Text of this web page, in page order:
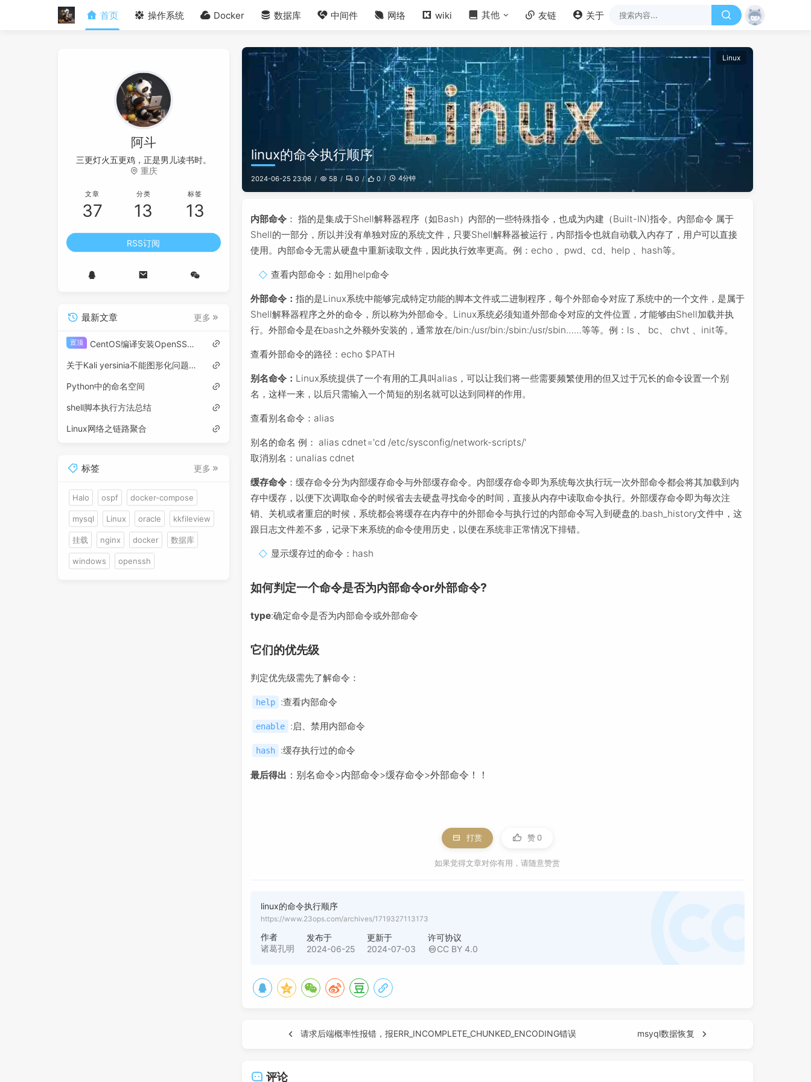
首页 操作系统 Docker 数据库 中间件 网络 wiki 其他 友链 关于
Linux
linux的命令执行顺序
2024-06-25 23:06 58 0 0 4分钟
内部命令： 指的是集成于Shell解释器程序（如Bash）内部的一些特殊指令，也成为内建（Built-IN)指令。内部命令 属于
Shell的一部分，所以并没有单独对应的系统文件，只要Shell解释器被运行，内部指令也就自动载入内存了，用户可以直接
使用。内部命令无需从硬盘中重新读取文件，因此执行效率更高。例：echo 、pwd、cd、help 、hash等。
查看内部命令：如用help命令
外部命令： 指的是Linux系统中能够完成特定功能的脚本文件或二进制程序，每个外部命令对应了系统中的一个文件，是属于
Shell解释器程序之外的命令，所以称为外部命令。Linux系统必须知道外部命令对应的文件位置，才能够由Shell加载并执
行。外部命令是在bash之外额外安装的，通常放在/bin:/usr/bin:/sbin:/usr/sbin……等等。例：ls 、 bc、 chvt 、init等。
查看外部命令的路径：echo $PATH
别名命令： Linux系统提供了一个有用的工具叫alias，可以让我们将一些需要频繁使用的但又过于冗长的命令设置一个别
名，这样一来，以后只需输入一个简短的别名就可以达到同样的作用。
查看别名命令：alias
别名的命名 例： alias cdnet='cd /etc/sysconfig/network-scripts/'
取消别名：unalias cdnet
缓存命令：缓存命令分为内部缓存命令与外部缓存命令。内部缓存命令即为系统每次执行玩一次外部命令都会将其加载到内
存中缓存，以便下次调取命令的时候省去去硬盘寻找命令的时间，直接从内存中读取命令执行。外部缓存命令即为每次注
销、关机或者重启的时候，系统都会将缓存在内存中的外部命令与执行过的内部命令写入到硬盘的.bash_history文件中，这
跟日志文件差不多，记录下来系统的命令使用历史，以便在系统非正常情况下排错。
显示缓存过的命令：hash
如何判定一个命令是否为内部命令or外部命令?
type:确定命令是否为内部命令或外部命令
它们的优先级
判定优先级需先了解命令：
help :查看内部命令
enable :启、禁用内部命令
hash :缓存执行过的命令
最后得出 ：别名命令>内部命令>缓存命令>外部命令！！
打赏 赞 0
如果觉得文章对你有用，请随意赞赏
linux的命令执行顺序
https://www.23ops.com/archives/1719327113173
作者
诸葛孔明
发布于
2024-06-25
更新于
2024-07-03
许可协议
CC BY 4.0
请求后端概率性报错，报ERR_INCOMPLETE_CHUNKED_ENCODING错误 msyql数据恢复
评论
阿斗
三更灯火五更鸡，正是男儿读书时。
重庆
文章
37
分类
13
标签
13
RSS订阅
最新文章 更多
置顶 CentOS编译安装OpenSSH 9.8p1
关于Kali yersinia不能图形化问题解决方法（图形化打不开报错）
Python中的命名空间
shell脚本执行方法总结
Linux网络之链路聚合
标签 更多
Halo ospf docker-compose
mysql Linux oracle kkfileview
挂载 nginx docker 数据库
windows openssh